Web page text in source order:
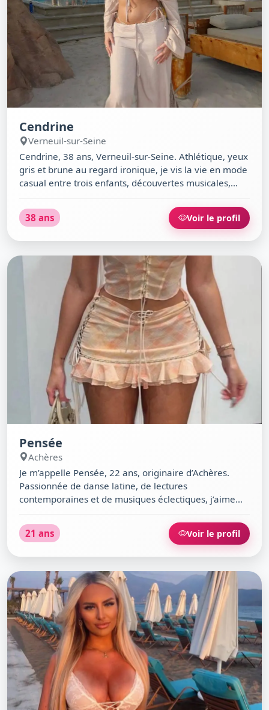
Cendrine
Verneuil-sur-Seine
Cendrine, 38 ans, Verneuil-sur-Seine. Athlétique, yeux
gris et brune au regard ironique, je vis la vie en mode
casual entre trois enfants, découvertes musicales,
diplômée et libre de mon temps, j’aime les discussions
profondes autour d’un café de La Terrasse ou une
balade improvisée au Parc de la Mairie. Si tu sais
viens me surprendre.
38 ans Voir le profil
Pensée
Achères
Je m’appelle Pensée, 22 ans, originaire d’Achères.
Passionnée de danse latine, de lectures
contemporaines et de musiques éclectiques, j’aime
balade sous les étoiles. Chaleureuse, drôle et toujours
prête à partager un moment simple autour d’un bon
plat chinois ou d’un concert à la Salle Boris Vian.
pleines dents et à rencontrer quelqu’un qui apprécie
l’authenticité.
21 ans Voir le profil